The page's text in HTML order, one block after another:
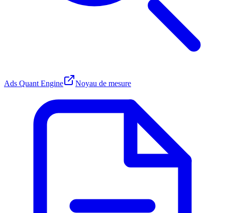
Ads Quant Engine Noyau de mesure